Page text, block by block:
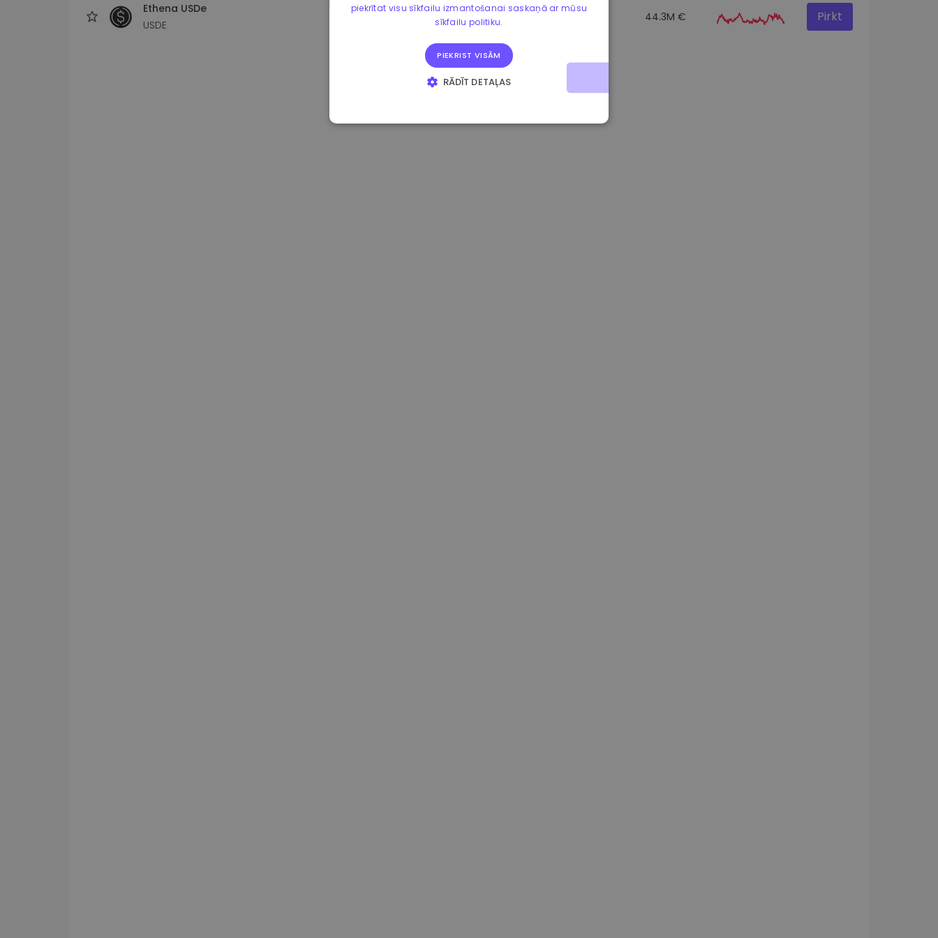
Ethena USDe
USDE
-0.10% 44.3M € Pirkt
piekrītat visu sīkfailu izmantošanai saskaņā ar mūsu
sīkfailu politiku.
PIEKRIST VISĀM
RĀDĪT DETAĻAS